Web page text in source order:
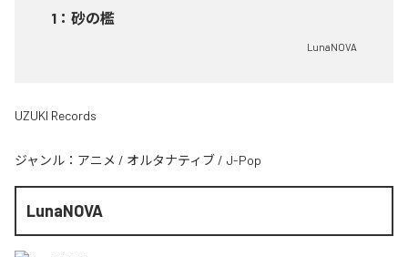
1 ： 砂の檻
LunaNOVA
UZUKI Records
ジャンル： アニメ / オルタナティブ / J-Pop
LunaNOVA